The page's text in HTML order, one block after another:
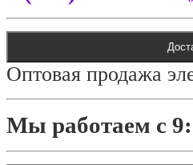
Оптовая продажа
Мы работаем с